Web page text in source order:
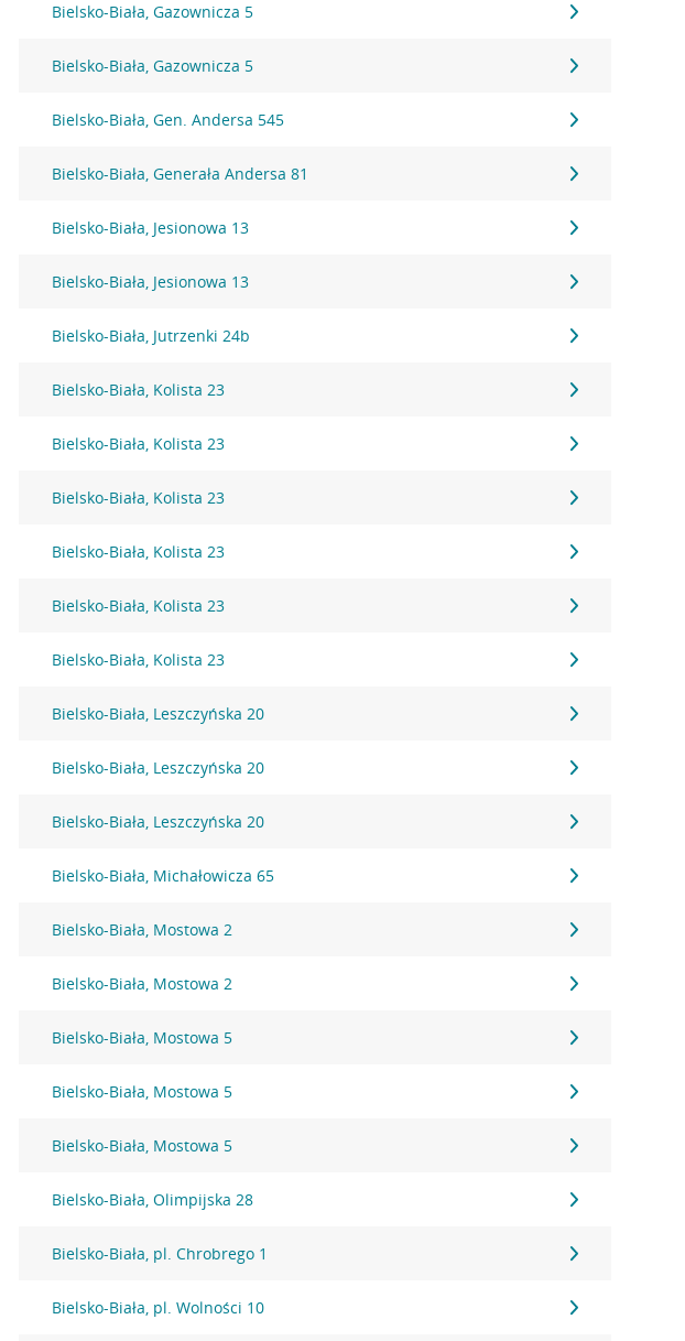
Bielsko-Biała, Gazownicza 5
Bielsko-Biała, Gazownicza 5
Bielsko-Biała, Gen. Andersa 545
Bielsko-Biała, Generała Andersa 81
Bielsko-Biała, Jesionowa 13
Bielsko-Biała, Jesionowa 13
Bielsko-Biała, Jutrzenki 24b
Bielsko-Biała, Kolista 23
Bielsko-Biała, Kolista 23
Bielsko-Biała, Kolista 23
Bielsko-Biała, Kolista 23
Bielsko-Biała, Kolista 23
Bielsko-Biała, Kolista 23
Bielsko-Biała, Leszczyńska 20
Bielsko-Biała, Leszczyńska 20
Bielsko-Biała, Leszczyńska 20
Bielsko-Biała, Michałowicza 65
Bielsko-Biała, Mostowa 2
Bielsko-Biała, Mostowa 2
Bielsko-Biała, Mostowa 5
Bielsko-Biała, Mostowa 5
Bielsko-Biała, Mostowa 5
Bielsko-Biała, Olimpijska 28
Bielsko-Biała, pl. Chrobrego 1
Bielsko-Biała, pl. Wolności 10